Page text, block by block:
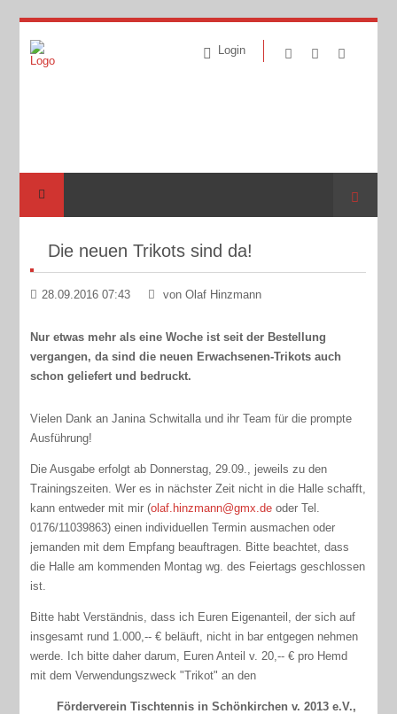
Login
Suche
Die neuen Trikots sind da!
28.09.2016 07:43 von Olaf Hinzmann
Nur etwas mehr als eine Woche ist seit der Bestellung
vergangen, da sind die neuen Erwachsenen-Trikots auch
schon geliefert und bedruckt.
Vielen Dank an Janina Schwitalla und ihr Team für die prompte
Ausführung!
Die Ausgabe erfolgt ab Donnerstag, 29.09., jeweils zu den
Trainingszeiten. Wer es in nächster Zeit nicht in die Halle schafft,
kann entweder mit mir (olaf.hinzmann@gmx.de oder Tel.
0176/11039863) einen individuellen Termin ausmachen oder
jemanden mit dem Empfang beauftragen. Bitte beachtet, dass
die Halle am kommenden Montag wg. des Feiertags geschlossen
ist.
Bitte habt Verständnis, dass ich Euren Eigenanteil, der sich auf
insgesamt rund 1.000,-- € beläuft, nicht in bar entgegen nehmen
werde. Ich bitte daher darum, Euren Anteil v. 20,-- € pro Hemd
mit dem Verwendungszweck "Trikot" an den
Förderverein Tischtennis in Schönkirchen v. 2013 e.V.,